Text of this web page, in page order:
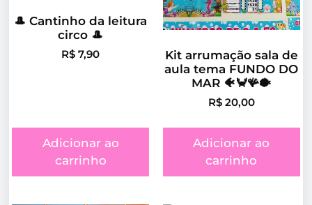
🎩 Cantinho da leitura
circo 🎩
R$ 7,90
Adicionar ao
carrinho
Kit arrumação sala de
aula tema FUNDO DO
MAR 🐠🦀🪸🐡
R$20,00
Adicionar ao
carrinho